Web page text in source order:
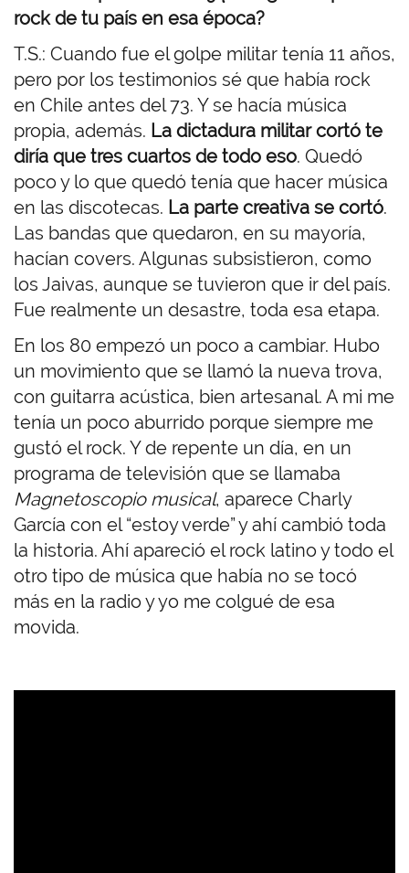
rock de tu país en esa época?
T.S.: Cuando fue el golpe militar tenía 11 años,
pero por los testimonios sé que había rock
en Chile antes del 73. Y se hacía música
propia, además. La dictadura militar cortó te
diría que tres cuartos de todo eso. Quedó
poco y lo que quedó tenía que hacer música
en las discotecas. La parte creativa se cortó.
Las bandas que quedaron, en su mayoría,
hacían covers. Algunas subsistieron, como
los Jaivas, aunque se tuvieron que ir del país.
Fue realmente un desastre, toda esa etapa.
En los 80 empezó un poco a cambiar. Hubo
un movimiento que se llamó la nueva trova,
con guitarra acústica, bien artesanal. A mi me
tenía un poco aburrido porque siempre me
gustó el rock. Y de repente un día, en un
programa de televisión que se llamaba
Magnetoscopio musical, aparece Charly
García con el “estoy verde” y ahí cambió toda
la historia. Ahí apareció el rock latino y todo el
otro tipo de música que había no se tocó
más en la radio y yo me colgué de esa
movida.